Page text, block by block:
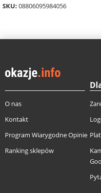
SKU: 08806095984056
O nas
Kontakt
Program Wiarygodne Opinie
Ranking sklepów